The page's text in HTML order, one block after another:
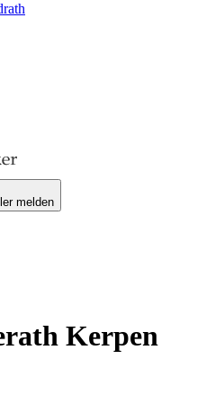
melden
Kerpen